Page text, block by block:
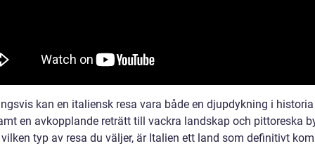
kan en italiensk resa vara både en djupdykning i
en avkopplande reträtt till vackra landskap och pittoreska
typ av resa du väljer, är Italien ett land som definitivt